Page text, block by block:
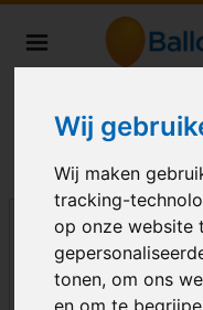
Wij
Wij maken
tracking-
op onze website
tonen, om ons
en om te
Nederland